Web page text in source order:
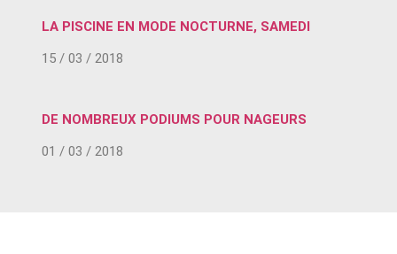
LA PISCINE EN MODE NOCTURNE, SAMEDI
15 / 03 / 2018
DE NOMBREUX PODIUMS POUR NAGEURS
01 / 03 / 2018